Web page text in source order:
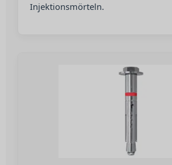
Injektionsmörteln.